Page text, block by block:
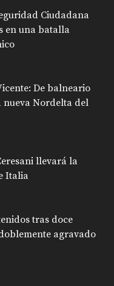
Ciudadana
en una batalla
De balneario
Nordelta del
llevará la
Italia
tras doce
agravado